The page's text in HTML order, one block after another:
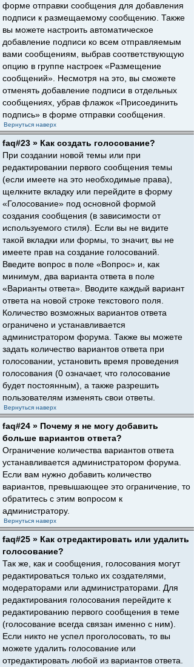
форме отправки сообщения для добавления
подписи к размещаемому сообщению. Также
вы можете настроить автоматическое
добавление подписи ко всем отправляемым
вами сообщениям, выбрав соответствующую
опцию в группе настроек «Размещение
сообщений». Несмотря на это, вы сможете
отменять добавление подписи в отдельных
сообщениях, убрав флажок «Присоединить
подпись» в форме отправки сообщения.
Вернуться наверх
faq#23 » Как создать голосование?
При создании новой темы или при
редактировании первого сообщения темы
(если имеете на это необходимые права),
щелкните вкладку или перейдите в форму
«Голосование» под основной формой
создания сообщения (в зависимости от
используемого стиля). Если вы не видите
такой вкладки или формы, то значит, вы не
имеете прав на создание голосований.
Введите вопрос в поле «Вопрос» и, как
минимум, два варианта ответа в поле
«Варианты ответа». Вводите каждый вариант
ответа на новой строке текстового поля.
Количество возможных вариантов ответа
ограничено и устанавливается
администратором форума. Также вы можете
задать количество вариантов ответа при
голосовании, установить время проведения
голосования (0 означает, что голосование
будет постоянным), а также разрешить
пользователям изменять свои ответы.
Вернуться наверх
faq#24 » Почему я не могу добавить
больше вариантов ответа?
Ограничение количества вариантов ответа
устанавливается администратором форума.
Если вам нужно добавить количество
вариантов, превышающее это ограничение, то
обратитесь с этим вопросом к
администратору.
Вернуться наверх
faq#25 » Как отредактировать или удалить
голосование?
Так же, как и сообщения, голосования могут
редактироваться только их создателями,
модераторами или администраторами. Для
редактирования голосования перейдите к
редактированию первого сообщения в теме
(голосование всегда связан именно с ним).
Если никто не успел проголосовать, то вы
можете удалить голосование или
отредактировать любой из вариантов ответа.